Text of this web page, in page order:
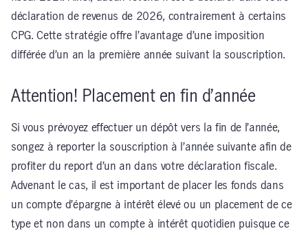
déclaration de revenus de 2026, contrairement à certains
CPG. Cette stratégie offre l’avantage d’une imposition
différée d’un an la première année suivant la souscription.
Attention! Placement en fin d’année
Si vous prévoyez effectuer un dépôt vers la fin de l’année,
songez à reporter la souscription à l’année suivante afin de
profiter du report d’un an dans votre déclaration fiscale.
Advenant le cas, il est important de placer les fonds dans
un compte d’épargne à intérêt élevé ou un placement de ce
type et non dans un compte à intérêt quotidien puisque ce